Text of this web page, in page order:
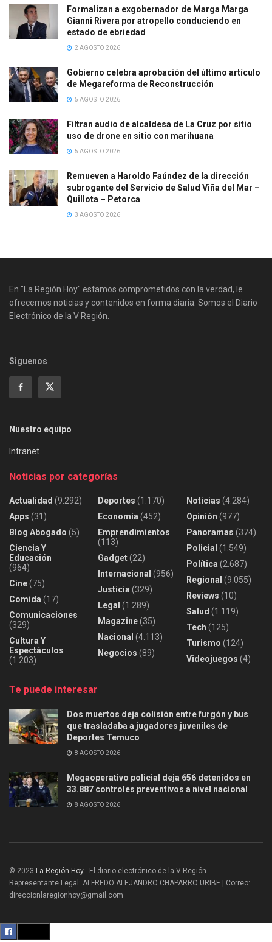
Formalizan a exgobernador de Marga Marga
Gianni Rivera por atropello conduciendo en
estado de ebriedad
2 AGOSTO 2026
Gobierno celebra aprobación del último artículo
de Megareforma de Reconstrucción
5 AGOSTO 2026
Filtran audio de alcaldesa de La Cruz por sitio
uso de drone en sitio con marihuana
5 AGOSTO 2026
Remueven a Haroldo Faúndez de la dirección
subrogante del Servicio de Salud Viña del Mar –
Quillota – Petorca
3 AGOSTO 2026
En "La Región Hoy" estamos comprometidos con la verdad, le
ofrecemos noticias y contenidos en forma diaria. Somos el Diario
Electrónico de la V Región.
Siguenos
Nuestro equipo
Intranet
Noticias por categorías
Actualidad (9.292)
Apps (31)
Blog Abogado (5)
Ciencia Y
Educación
(964)
Cine(75)
Comida (17)
Comunicaciones
(329)
Cultura Y
Espectáculos
(1.203)
Deportes (1.170)
Economía (452)
Emprendimientos
(113)
Gadget(22)
Internacional (956)
Justicia (329)
Legal (1.289)
Magazine(35)
Nacional (4.113)
Negocios (89)
Noticias (4.284)
Opinión (977)
Panoramas (374)
Policial (1.549)
Política (2.687)
Regional (9.055)
Reviews (10)
Salud (1.119)
Tech (125)
Turismo (124)
Videojuegos (4)
Te puede interesar
Dos muertos deja colisión entre furgón y bus
que trasladaba a jugadores juveniles de
Deportes Temuco
8 AGOSTO 2026
Megaoperativo policial deja 656 detenidos en
33.887 controles preventivos a nivel nacional
8 AGOSTO 2026
© 2023 La Región Hoy - El diario electrónico de la V Región.
Representante Legal: ALFREDO ALEJANDRO CHAPARRO URIBE | Correo:
direccionlaregionhoy@gmail.com